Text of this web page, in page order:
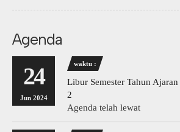
Agenda
24
Jun 2024
waktu :
Libur Semester Tahun
2
Agenda telah lewat